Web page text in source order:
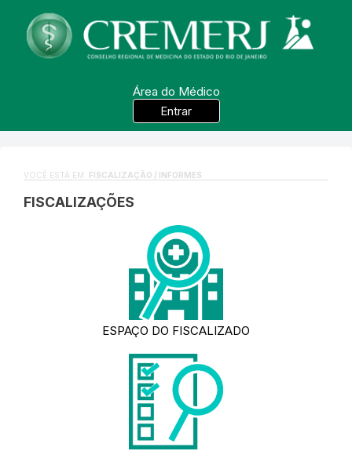
Área do Médico
Entrar
VOCÊ ESTÁ EM: FISCALIZAÇÃO / INFORMES
FISCALIZAÇÕES
ESPAÇO DO FISCALIZADO